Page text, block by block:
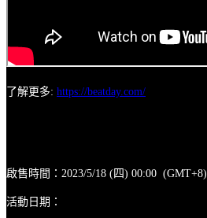
了解更多: https://beatday.com/
啟售時間：2023/5/18 (四) 00:00 (GMT+8)
活動日期：